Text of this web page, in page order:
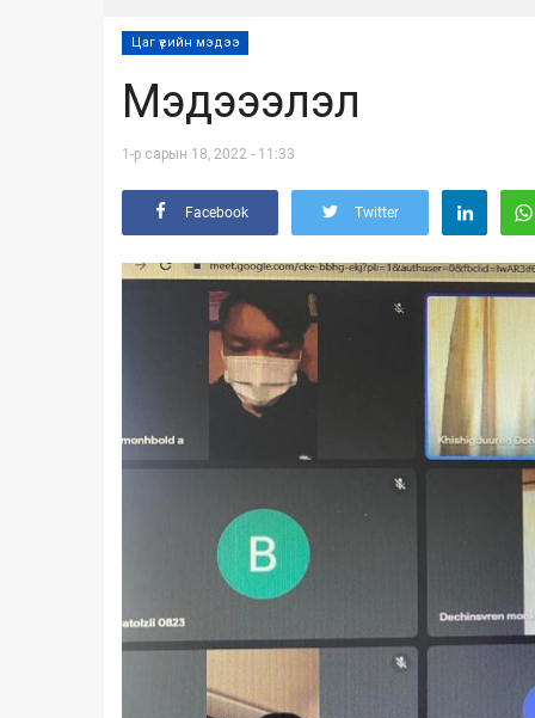
Цаг үеийн мэдээ
Мэдэээлэл
1-р сарын 18, 2022 - 11:33
Facebook Twitter